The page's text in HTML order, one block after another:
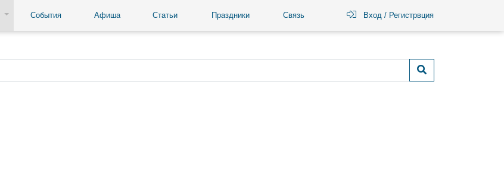
События Афиша Статьи Праздники Связь Вход / Регистрвция